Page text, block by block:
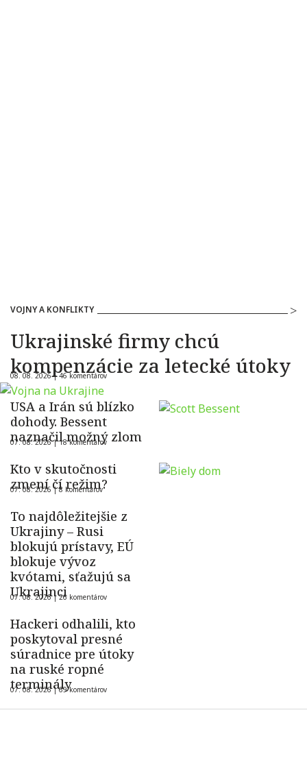
VOJNY A KONFLIKTY
Ukrajinské firmy chcú
kompenzácie za letecké útoky
08. 08. 2026 |46 komentárov
USA a Irán sú blízko
dohody. Bessent
naznačil možný zlom
07. 08. 2026 |18 komentárov
Kto v skutočnosti
zmení čí režim?
07. 08. 2026 |8 komentárov
To najdôležitejšie z
Ukrajiny – Rusi
blokujú prístavy, EÚ
blokuje vývoz
kvótami, sťažujú sa
Ukrajinci
07. 08. 2026 |26 komentárov
Hackeri odhalili, kto
poskytoval presné
súradnice pre útoky
na ruské ropné
terminály
07. 08. 2026 |69 komentárov